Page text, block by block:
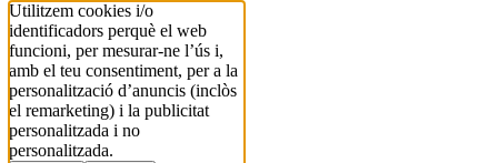
Utilitzem cookies i/o
identificadors perquè el web
funcioni, per mesurar-ne l’ús i,
amb el teu consentiment, per a la
personalització d’anuncis (inclòs
el remarketing) i la publicitat
personalitzada i no
personalitzada.